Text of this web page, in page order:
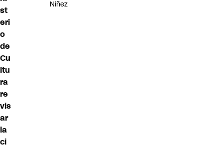
st
eri
o
de
Cu
ltu
ra
re
vis
ar
la
ci
Niñez